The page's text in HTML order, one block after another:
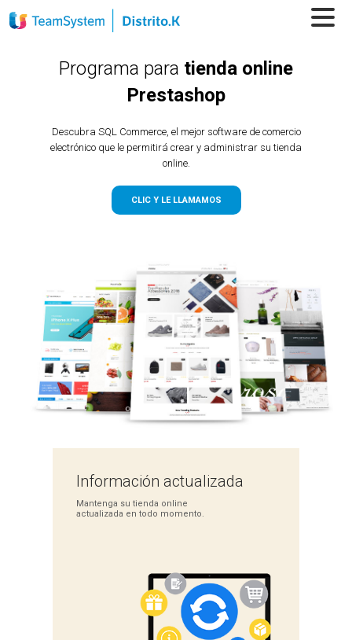
Programa para tienda online
Prestashop
Descubra SQL Commerce, el mejor software de comercio
electrónico que le permitirá crear y administrar su tienda
online.
CLIC Y LE LLAMAMOS
Informaciónactualizada
Mantenga su tienda online
actualizada en todo momento.